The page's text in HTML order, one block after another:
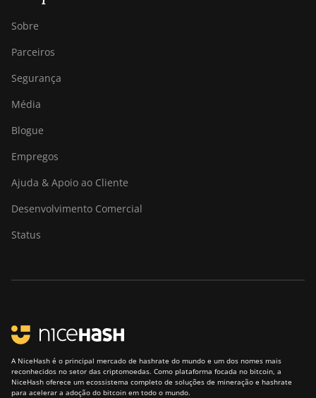
Sobre
Parceiros
Segurança
Média
Blogue
Empregos
Ajuda & Apoio ao Cliente
Desenvolvimento Comercial
Status
A NiceHash é o principal mercado de hashrate do mundo e um dos nomes mais
reconhecidos no setor das criptomoedas. Como plataforma focada no bitcoin, a
NiceHash oferece um ecossistema completo de soluções de mineração e hashrate
para acelerar a adoção do bitcoin em todo o mundo.